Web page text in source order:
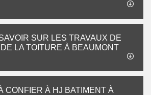
SUR LES TRAVAUX DE
LA TOITURE À BEAUMONT
CONFIER À HJ BATIMENT À